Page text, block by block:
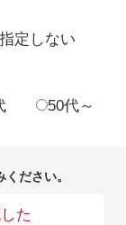
定しない
50代～
ださい。
た